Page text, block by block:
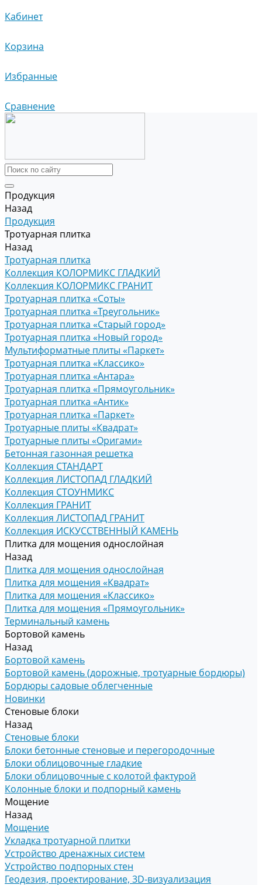
Кабинет
Корзина
Избранные
Сравнение
Продукция
Назад
Продукция
Тротуарная плитка
Назад
Тротуарная плитка
Коллекция КОЛОРМИКС ГЛАДКИЙ
Коллекция КОЛОРМИКС ГРАНИТ
Тротуарная плитка «Соты»
Тротуарная плитка «Треугольник»
Тротуарная плитка «Старый город»
Тротуарная плитка «Новый город»
Мультиформатные плиты «Паркет»
Тротуарная плитка «Классико»
Тротуарная плитка «Антара»
Тротуарная плитка «Прямоугольник»
Тротуарная плитка «Антик»
Тротуарная плитка «Паркет»
Тротуарные плиты «Квадрат»
Тротуарные плиты «Оригами»
Бетонная газонная решетка
Коллекция СТАНДАРТ
Коллекция ЛИСТОПАД ГЛАДКИЙ
Коллекция СТОУНМИКС
Коллекция ГРАНИТ
Коллекция ЛИСТОПАД ГРАНИТ
Коллекция ИСКУССТВЕННЫЙ КАМЕНЬ
Плитка для мощения однослойная
Назад
Плитка для мощения однослойная
Плитка для мощения «Квадрат»
Плитка для мощения «Классико»
Плитка для мощения «Прямоугольник»
Терминальный камень
Бортовой камень
Назад
Бортовой камень
Бортовой камень (дорожные, тротуарные бордюры)
Бордюры садовые облегченные
Новинки
Стеновые блоки
Назад
Стеновые блоки
Блоки бетонные стеновые и перегородочные
Блоки облицовочные гладкие
Блоки облицовочные с колотой фактурой
Колонные блоки и подпорный камень
Мощение
Назад
Мощение
Укладка тротуарной плитки
Устройство дренажных систем
Устройство подпорных стен
Геодезия, проектирование, 3D-визуализация